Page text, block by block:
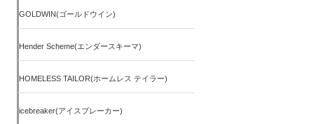
GOLDWIN(ゴールドウイン)
Hender Scheme(エンダースキーマ)
HOMELESS TAILOR(ホームレス テイラー)
icebreaker(アイスブレーカー)